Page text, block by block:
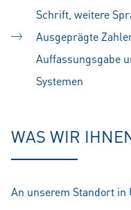
Schrift, weitere
Ausgeprägte
Auffassungsgabe
Systemen
WAS WIR
An unserem Standort